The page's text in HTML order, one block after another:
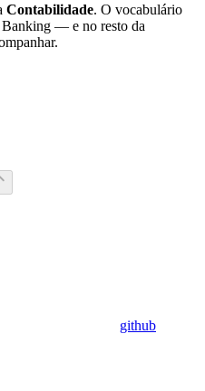
Contabilidade. O vocabulário
Banking — e no resto da
github